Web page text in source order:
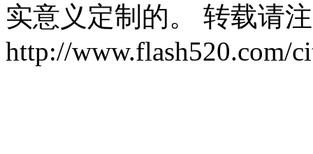
实意义定制的。 转载请
http://www.flash520.com/